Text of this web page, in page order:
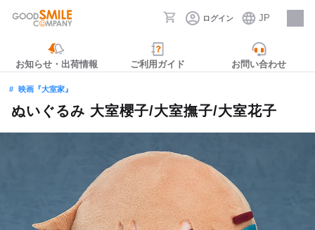
ログイン JP
採用情報
お知らせ・出荷情報 ご利用ガイド お問い合わせ
映画『大室家』
ぬいぐるみ 大室櫻子/大室撫子/大室花子